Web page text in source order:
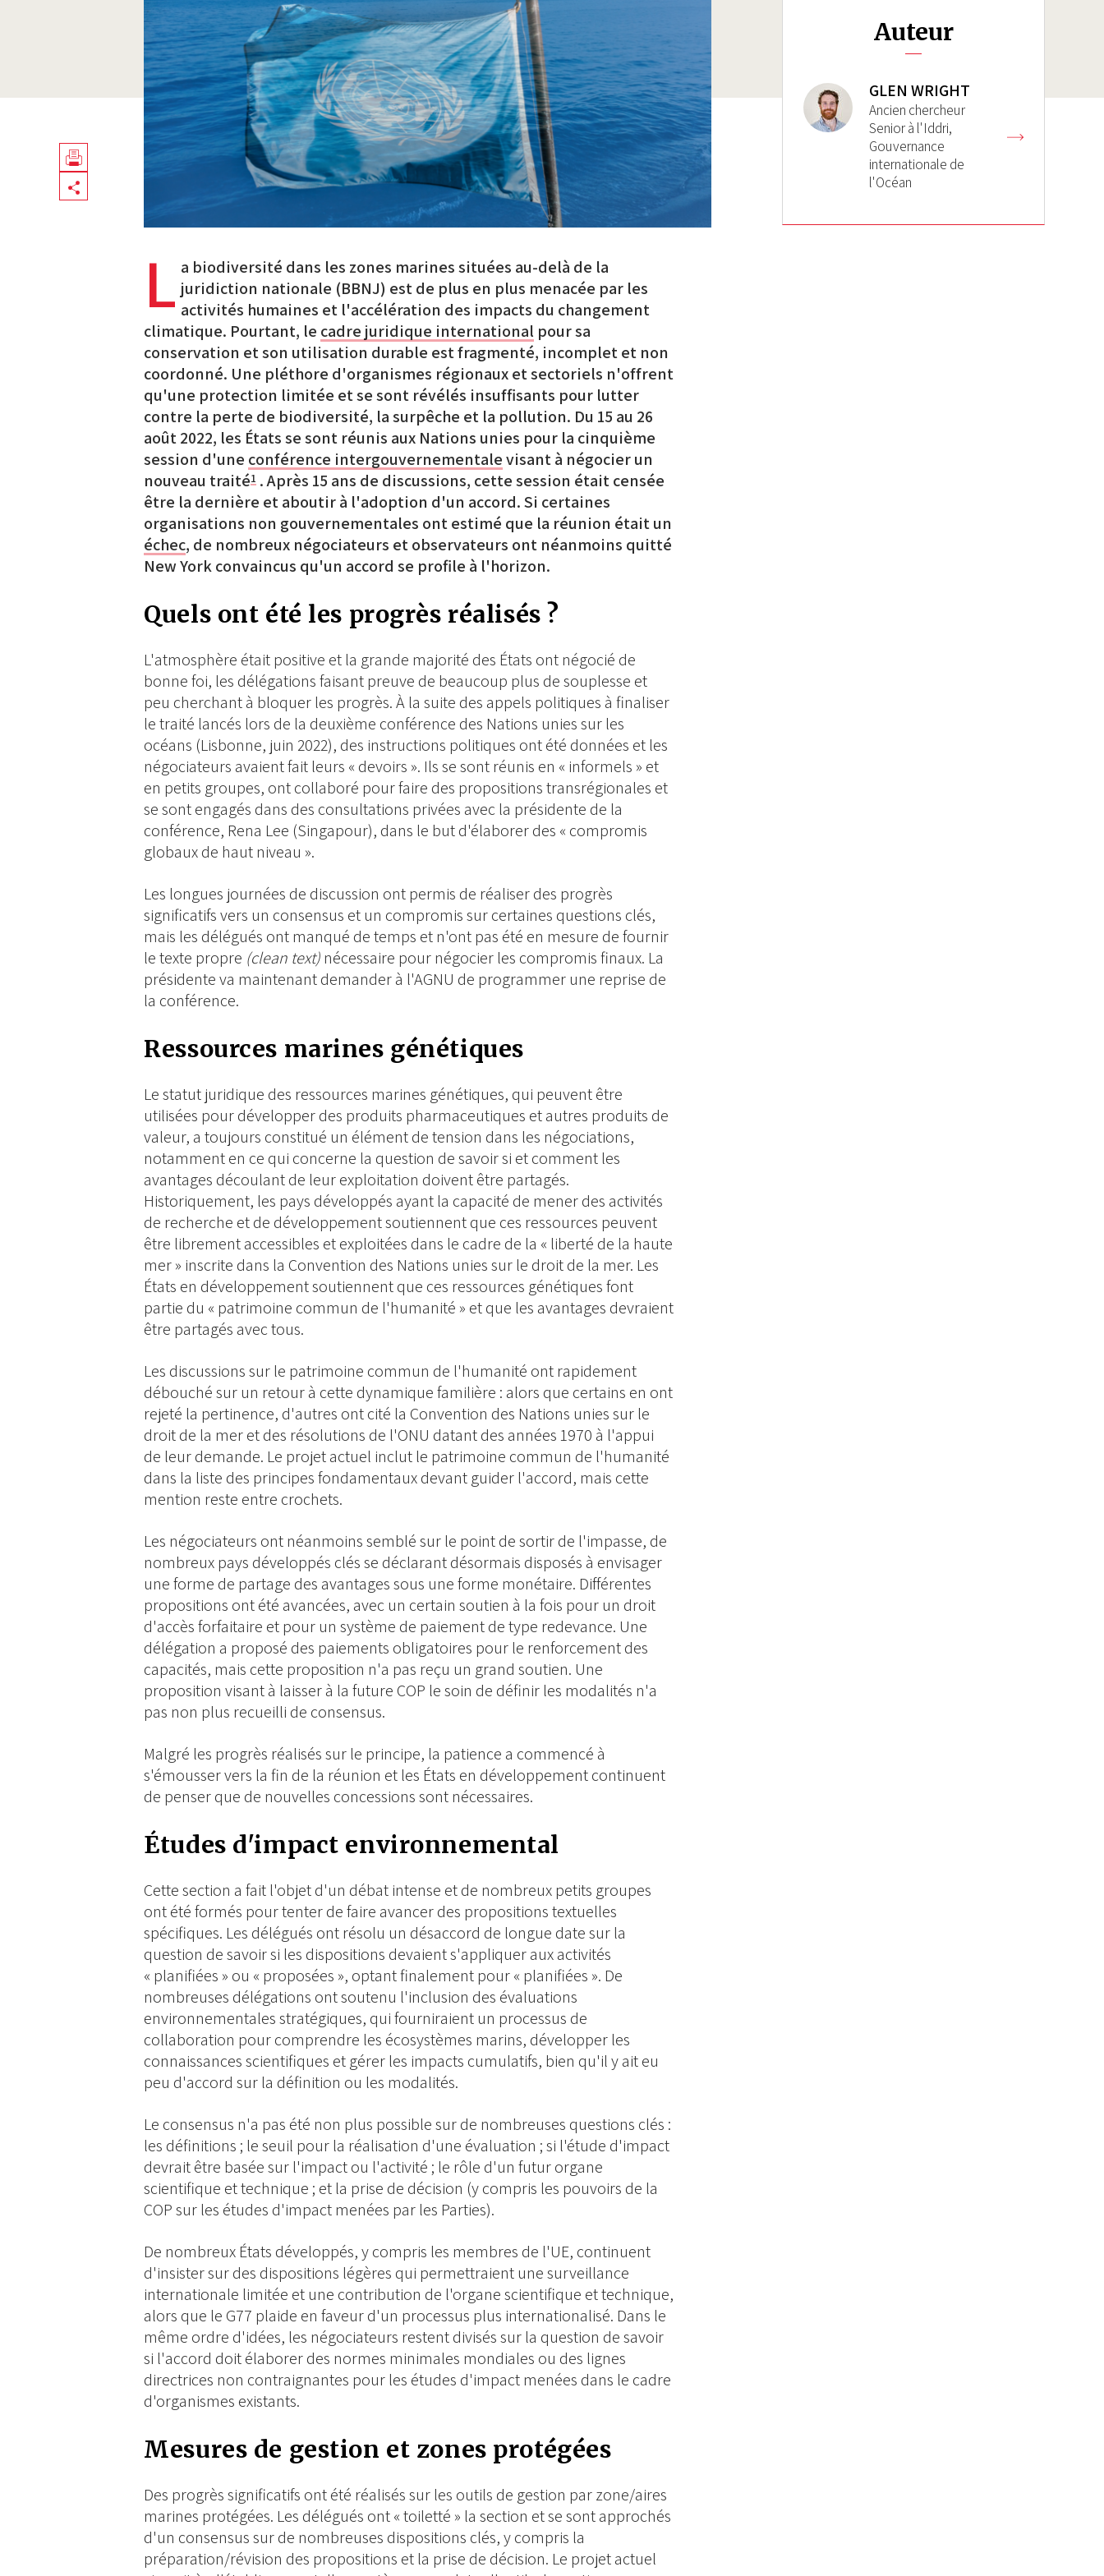
Télécharger
Share
L a biodiversité dans les zones marines situées au-delà de la
juridiction nationale (BBNJ) est de plus en plus menacée par les
activités humaines et l'accélération des impacts du changement
climatique. Pourtant, le cadre juridique international pour sa
conservation et son utilisation durable est fragmenté, incomplet et non
coordonné. Une pléthore d'organismes régionaux et sectoriels n'offrent
qu'une protection limitée et se sont révélés insuffisants pour lutter
contre la perte de biodiversité, la surpêche et la pollution. Du 15 au 26
août 2022, les États se sont réunis aux Nations unies pour la cinquième
session d'une conférence intergouvernementalevisant à négocier un
nouveau traité1 . Après 15 ans de discussions, cette session était censée
être la dernière et aboutir à l'adoption d'un accord. Si certaines
organisations non gouvernementales ont estimé que la réunion était un
échec, de nombreux négociateurs et observateurs ont néanmoins quitté
New York convaincus qu'un accord se profile à l'horizon.
Quels ont été les progrès réalisés ?
L'atmosphère était positive et la grande majorité des États ont négocié de
bonne foi, les délégations faisant preuve de beaucoup plus de souplesse et
peu cherchant à bloquer les progrès. À la suite des appels politiques à finaliser
le traité lancés lors de la deuxième conférence des Nations unies sur les
océans (Lisbonne, juin 2022), des instructions politiques ont été données et les
négociateurs avaient fait leurs « devoirs ». Ils se sont réunis en « informels » et
en petits groupes, ont collaboré pour faire des propositions transrégionales et
se sont engagés dans des consultations privées avec la présidente de la
conférence, Rena Lee (Singapour), dans le but d'élaborer des « compromis
globaux de haut niveau ».
Les longues journées de discussion ont permis de réaliser des progrès
significatifs vers un consensus et un compromis sur certaines questions clés,
mais les délégués ont manqué de temps et n'ont pas été en mesure de fournir
le texte propre (clean text)nécessaire pour négocier les compromis finaux. La
présidente va maintenant demander à l'AGNU de programmer une reprise de
la conférence.
Ressources marines génétiques
Le statut juridique des ressources marines génétiques, qui peuvent être
utilisées pour développer des produits pharmaceutiques et autres produits de
valeur, a toujours constitué un élément de tension dans les négociations,
notamment en ce qui concerne la question de savoir si et comment les
avantages découlant de leur exploitation doivent être partagés.
Historiquement, les pays développés ayant la capacité de mener des activités
de recherche et de développement soutiennent que ces ressources peuvent
être librement accessibles et exploitées dans le cadre de la « liberté de la haute
mer » inscrite dans la Convention des Nations unies sur le droit de la mer. Les
États en développement soutiennent que ces ressources génétiques font
partie du « patrimoine commun de l'humanité » et que les avantages devraient
être partagés avec tous.
Les discussions sur le patrimoine commun de l'humanité ont rapidement
débouché sur un retour à cette dynamique familière : alors que certains en ont
rejeté la pertinence, d'autres ont cité la Convention des Nations unies sur le
droit de la mer et des résolutions de l'ONU datant des années 1970 à l'appui
de leur demande. Le projet actuel inclut le patrimoine commun de l'humanité
dans la liste des principes fondamentaux devant guider l'accord, mais cette
mention reste entre crochets.
Les négociateurs ont néanmoins semblé sur le point de sortir de l'impasse, de
nombreux pays développés clés se déclarant désormais disposés à envisager
une forme de partage des avantages sous une forme monétaire. Différentes
propositions ont été avancées, avec un certain soutien à la fois pour un droit
d'accès forfaitaire et pour un système de paiement de type redevance. Une
délégation a proposé des paiements obligatoires pour le renforcement des
capacités, mais cette proposition n'a pas reçu un grand soutien. Une
proposition visant à laisser à la future COP le soin de définir les modalités n'a
pas non plus recueilli de consensus.
Malgré les progrès réalisés sur le principe, la patience a commencé à
s'émousser vers la fin de la réunion et les États en développement continuent
de penser que de nouvelles concessions sont nécessaires.
Études d'impact environnemental
Cette section a fait l'objet d'un débat intense et de nombreux petits groupes
ont été formés pour tenter de faire avancer des propositions textuelles
spécifiques. Les délégués ont résolu un désaccord de longue date sur la
question de savoir si les dispositions devaient s'appliquer aux activités
« planifiées » ou « proposées », optant finalement pour « planifiées ». De
nombreuses délégations ont soutenu l'inclusion des évaluations
environnementales stratégiques, qui fourniraient un processus de
collaboration pour comprendre les écosystèmes marins, développer les
connaissances scientifiques et gérer les impacts cumulatifs, bien qu'il y ait eu
peu d'accord sur la définition ou les modalités.
Le consensus n'a pas été non plus possible sur de nombreuses questions clés :
les définitions ; le seuil pour la réalisation d'une évaluation ; si l'étude d'impact
devrait être basée sur l'impact ou l'activité ; le rôle d'un futur organe
scientifique et technique ; et la prise de décision (y compris les pouvoirs de la
COP sur les études d'impact menées par les Parties).
De nombreux États développés, y compris les membres de l'UE, continuent
d'insister sur des dispositions légères qui permettraient une surveillance
internationale limitée et une contribution de l'organe scientifique et technique,
alors que le G77 plaide en faveur d'un processus plus internationalisé. Dans le
même ordre d'idées, les négociateurs restent divisés sur la question de savoir
si l'accord doit élaborer des normes minimales mondiales ou des lignes
directrices non contraignantes pour les études d'impact menées dans le cadre
d'organismes existants.
Mesures de gestion et zones protégées
Des progrès significatifs ont été réalisés sur les outils de gestion par zone/aires
marines protégées. Les délégués ont « toiletté » la section et se sont approchés
d'un consensus sur de nombreuses dispositions clés, y compris la
préparation/révision des propositions et la prise de décision. Le projet actuel
Auteur
GLEN WRIGHT
Ancien chercheur
Senior à l'Iddri,
Gouvernance
internationale de
l'Océan